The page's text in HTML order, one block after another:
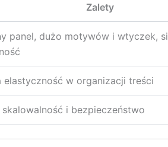
Zalety
panel, dużo motywów i wtyczek,
elastyczność w organizacji treści
skalowalność i bezpieczeństwo